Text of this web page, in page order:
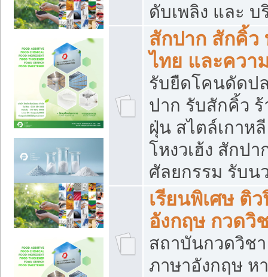
ดับเพลิง และ
สักปาก สักคิ้
ไทย และควา
รับยืดโคนดัดป
ปาก รับสักคิ้ว
ฝุ่น สไตล์เกาห
โหงวเฮ้ง สักป
ศัลยกรรม รับน
เรียนพิเศษ ติ
อังกฤษ กวดวิ
สถาบันกวดวิช
ภาษาอังกฤษ ห